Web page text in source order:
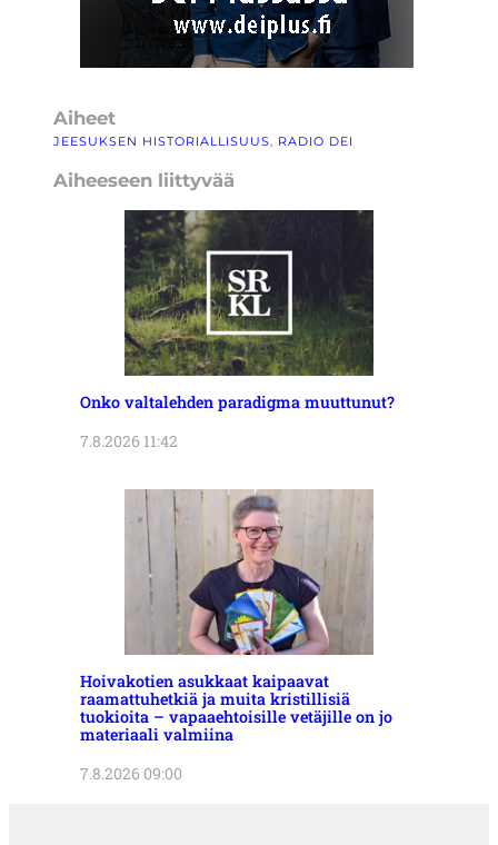
Aiheet
JEESUKSEN HISTORIALLISUUS, RADIO DEI
Aiheeseen liittyvää
Onko valtalehden paradigma muuttunut?
7.8.2026 11:42
Hoivakotien asukkaat kaipaavat
raamattuhetkiä ja muita kristillisiä
tuokioita – vapaaehtoisille vetäjille on jo
materiaali valmiina
7.8.2026 09:00